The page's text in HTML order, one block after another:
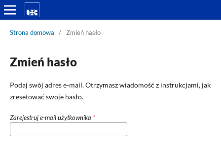
Strona domowa / Zmień hasło
Zmień hasło
Podaj swój adres e-mail. Otrzymasz wiadomość z instrukcjami, jak
zresetować swoje hasło.
Zarejestruj e-mail użytkownika *